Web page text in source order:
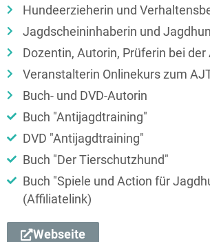
Hundeerzieherin und
Jagd­schein­inhaberin und
Dozentin, Autorin, Prüferin bei der
Veranstalterin Onlinekurs zum
Buch- und DVD-Autorin
Buch "Antijagdtraining"
DVD "Antijagdtraining"
Buch "Der Tierschutzhund"
Buch "Spiele und Action für
(Affiliatelink)
Webseite